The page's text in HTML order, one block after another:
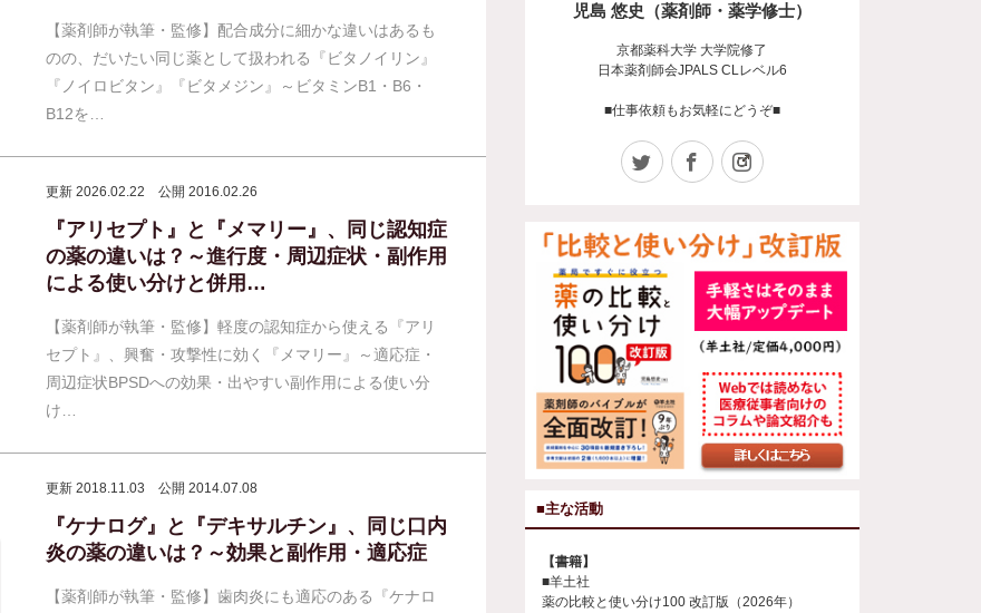
【薬剤師が執筆・監修】配合成分に細かな違いはあるも
のの、だいたい同じ薬として扱われる『ビタノイリン』
『ノイロビタン』『ビタメジン』～ビタミンB1・B6・
B12を…
更新 2026.02.22 公開 2016.02.26
『アリセプト』と『メマリー』、同じ認知症
の薬の違いは？～進行度・周辺症状・副作用
による使い分けと併用…
【薬剤師が執筆・監修】軽度の認知症から使える『アリ
セプト』、興奮・攻撃性に効く『メマリー』～適応症・
周辺症状BPSDへの効果・出やすい副作用による使い分
け…
更新 2018.11.03 公開 2014.07.08
『ケナログ』と『デキサルチン』、同じ口内
炎の薬の違いは？～効果と副作用・適応症
【薬剤師が執筆・監修】歯肉炎にも適応のある『ケナロ
児島 悠史（薬剤師・薬学修士）
京都薬科大学 大学院修了
日本薬剤師会JPALS CLレベル6
■仕事依頼もお気軽にどうぞ■
Twitter Facebook
■主な活動
【書籍】
■羊土社
薬の比較と使い分け100 改訂版（2026年）